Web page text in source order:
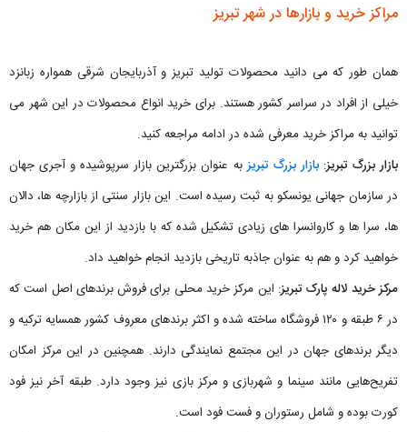
مراکز خرید و بازارها در شهر تبریز
همان طور که می دانید محصولات تولید تبریز و آذربایجان شرقی همواره زبانزد
خیلی از افراد در سراسر کشور هستند. برای خرید انواع محصولات در این شهر می
توانید به مراکز خرید معرفی شده در ادامه مراجعه کنید.
بازار بزرگ تبریز:بازار بزرگ تبریزبه عنوان بزرگترین بازار سرپوشیده و آجری جهان
در سازمان جهانی یونسکو به ثبت رسیده است. این بازار سنتی از بازارچه ‌ها، دالان
‌ها، سرا ها و کاروانسرا های زیادی تشکیل شده که با بازدید از این مکان هم خرید
خواهید کرد و هم به عنوان جاذبه تاریخی بازدید انجام خواهید داد.
مرکز خرید لاله پارک تبریز: این مرکز خرید محلی برای فروش برندهای اصل است که
در ۶ طبقه و ۱۲۰ فروشگاه ساخته شده و اکثر برندهای معروف کشور همسایه ترکیه و
دیگر برندهای جهان در این مجتمع نمایندگی دارند. همچنین در این مرکز امکان
تفریح‌هایی مانند سینما و شهربازی‌ و مرکز بازی نیز وجود دارد. طبقه آخر نیز فود
کورت بوده و شامل رستوران و فست فود است.